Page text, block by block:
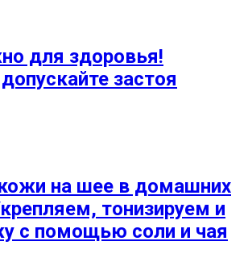
для здоровья!
застоя
на шее в домашних
тонизируем и
с помощью соли и чая